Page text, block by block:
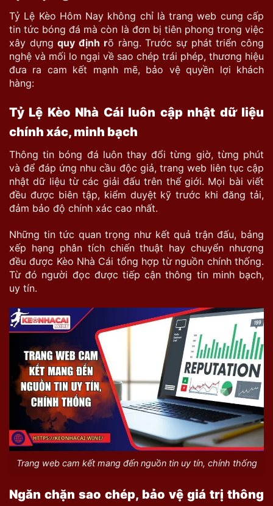
Tỷ Lệ Kèo Hôm Nay không chỉ là trang web cung cấp
tin tức bóng đá mà còn là đơn bị tiên phong trong việc
xây dựngquy định rõ ràng. Trước sự phát triển công
nghệ và mối lo ngại về sao chép trái phép, thương hiệu
đưa ra cam kết mạnh mẽ, bảo vệ quyền lợi khách
hàng:
Tỷ Lệ Kèo Nhà Cái luôn cập nhật dữ liệu
chính xác, minh bạch
Thông tin bóng đá luôn thay đổi từng giờ, từng phút
và để đáp ứng nhu cầu độc giả, trang web liên tục cập
nhật dữ liệu từ các giải đấu trên thế giới. Mọi bài viết
đều được biên tập, kiểm duyệt kỹ trước khi đăng tải,
đảm bảo độ chính xác cao nhất.
Những tin tức quan trọng như kết quả trận đấu, bảng
xếp hạng phân tích chiến thuật hay chuyển nhượng
đều được Kèo Nhà Cái tổng hợp từ nguồn chính thống.
Từ đó người đọc được tiếp cận thông tin minh bạch,
uy tín.
Trang web cam kết mang đến nguồn tin uy tín, chính thống
Ngăn chặn sao chép, bảo vệ giá trị thông